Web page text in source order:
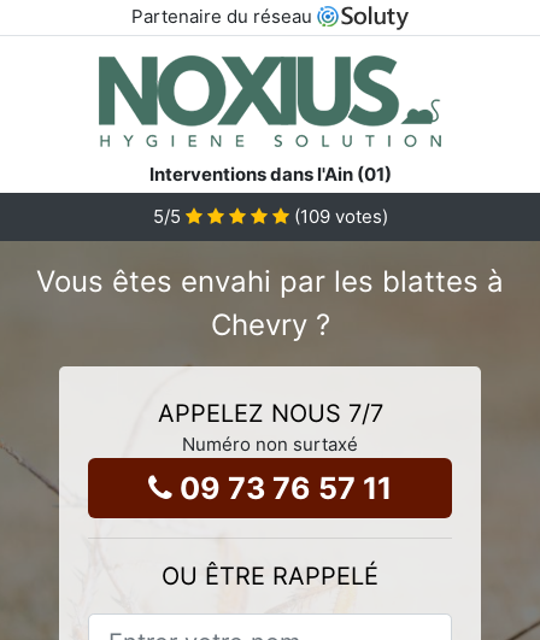
Partenaire du réseau
Interventions dans l'Ain (01)
5/5 (109votes)
Vous êtes envahi par les blattes à
Chevry ?
APPELEZ NOUS 7/7
Numéro non surtaxé
09 73 76 57 11
OU ÊTRE RAPPELÉ